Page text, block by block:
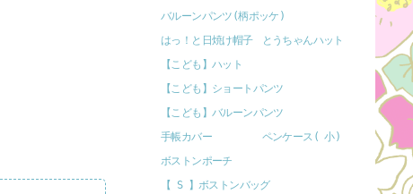
バルーンパンツ(柄ポッケ)
はっ！と日焼け帽子
とうちゃんハット
【こども】ハット
【こども】ショートパンツ
【こども】バルーンパンツ
手帳カバー
ペンケース( 小)
ボストンポーチ
【 S 】ボストンバッグ